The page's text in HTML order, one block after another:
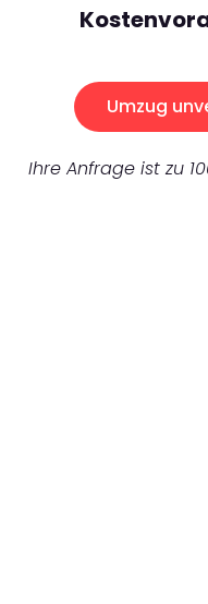
Umzug
Ihre Anfrage ist zu